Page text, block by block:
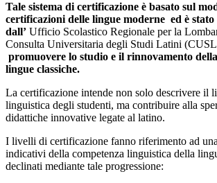
Tale sistema di certificazione è basato sul
certificazioni delle lingue moderne ed è
dall’ Ufficio Scolastico Regionale per la
Consulta Universitaria degli Studi Latini
promuovere lo studio e il rinnovamento
lingue classiche.
La certificazione intende non solo descrivere il
linguistica degli studenti, ma contribuire alla
didattiche innovative legate al latino.
I livelli di certificazione fanno riferimento ad
indicativi della competenza linguistica della
declinati mediante tale progressione: